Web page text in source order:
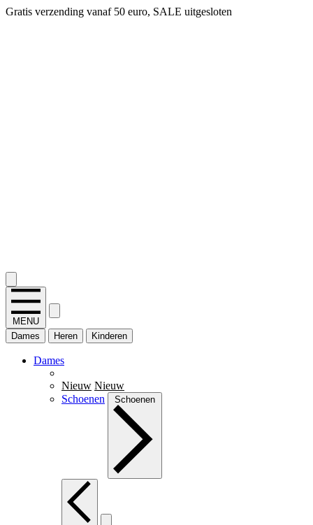
Gratis verzending vanaf 50 euro, SALE uitgesloten
MENU
Dames
Heren Kinderen
Dames
Nieuw Nieuw
Schoenen
Schoenen